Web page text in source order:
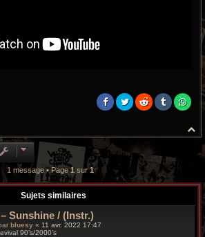
a
t
1 message • Page1 sur1
Sujets similaires
Sunshine / (Instr.)
bluesy « 11 avr. 2022 17:47
90’s/2000’s